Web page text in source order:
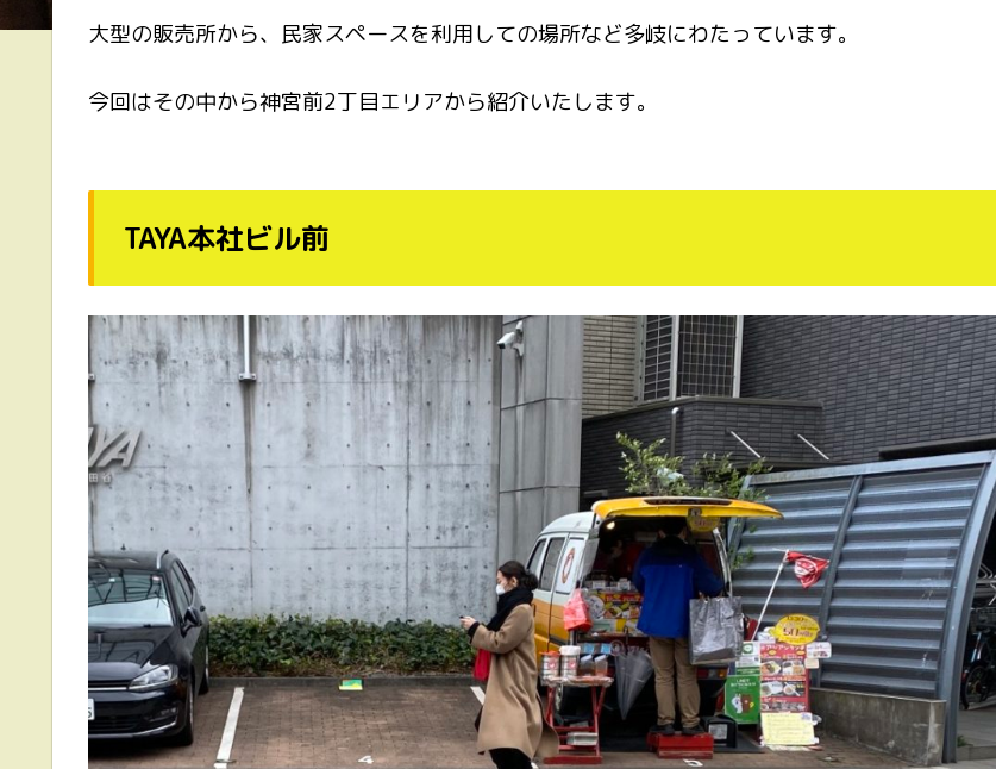
大型の販売所から、民家スペースを利用しての場所など多岐にわたっています。
今回はその中から神宮前2丁目エリアから紹介いたします。
TAYA本社ビル前